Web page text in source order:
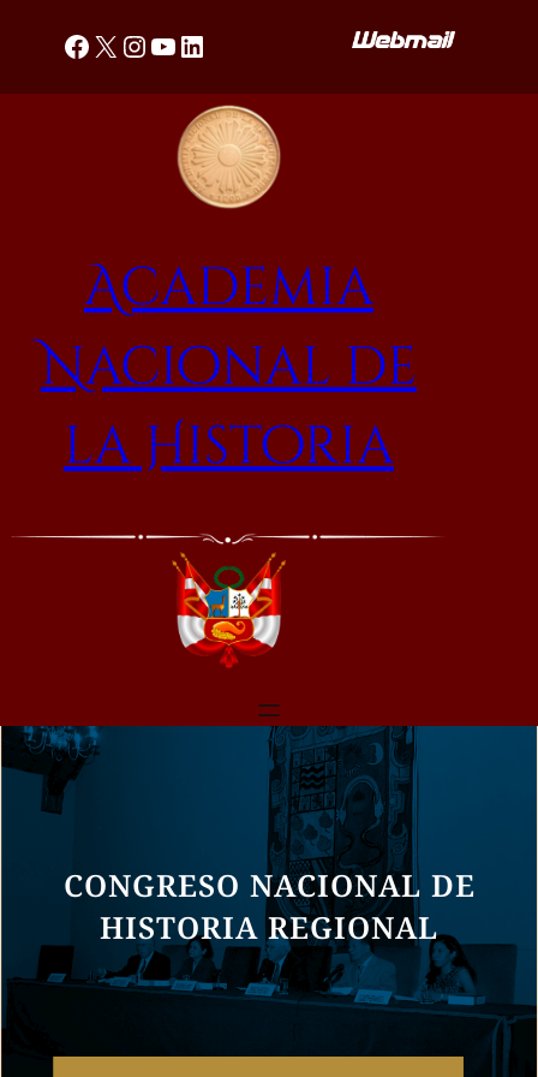
Facebook
X Instagram
YouTube
LinkedIn
Academia
Nacional de
la Historia
CONGRESO NACIONAL DE
HISTORIA REGIONAL